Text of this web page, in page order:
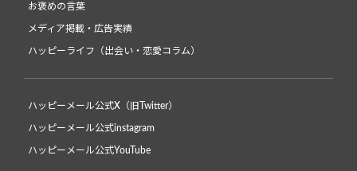
お褒めの言葉
メディア掲載・広告実績
ハッピーライフ（出会い・恋愛コラム）
ハッピーメール公式X（旧Twitter）
ハッピーメール公式instagram
ハッピーメール公式YouTube